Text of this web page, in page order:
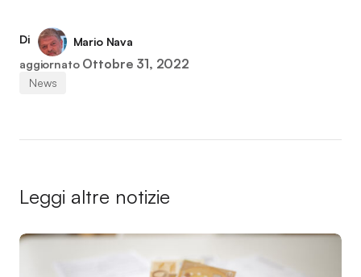
Di
Mario Nava
aggiornato Ottobre 31, 2022
News
Leggi altre notizie